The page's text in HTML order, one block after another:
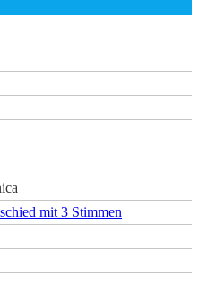
mit 3 Stimmen